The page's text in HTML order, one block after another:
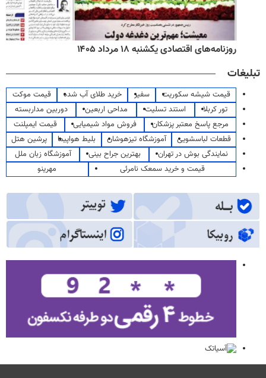
روزنامه‌های اقتصادی یکشنبه ۱۸ مرداد ۱۴۰۵
تبلیغات
قیمت شیشه سکوریت سفیر خرید طلای آب شده
قیمت موکت
تور کربلا
استند تسلیت مداحی اربعین
دوربین مداربسته
مرجع پاسخ معتبر پزشکان
فروش مواد شیمیایی
قیمت ایمپلنت
قطعات لباسشویی
آموزشگاه تیزهوشان بلیط هواپیما
پرشین هتل
نمایندگی بوش در تهران
بهترین جراح بینی
آموزشگاه زبان ملل
قیمت و خرید سمعک نامرئی
مهرینو